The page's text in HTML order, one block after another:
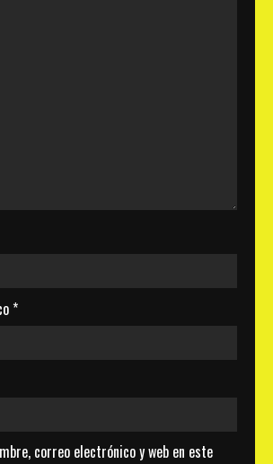
*
correo electrónico y web en este